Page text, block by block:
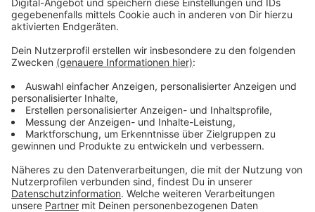
Verpass' nichts mehr - mit unserem kostenlosen
ANTENNE BAYERN Newsletter. Ob Nachrichten,
Lifestyle oder unsere neuesten Aktionen - wir
informieren dich.
Zum Newsletter anmelden
Du möchtest uns etwas sagen?